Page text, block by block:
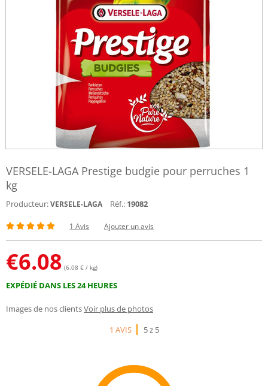
VERSELE-LAGA Prestige budgie pour perruches 1
kg
Producteur:VERSELE-LAGA Réf.: 19082
1 Avis Ajouter un avis
€6.08 (6.08 € / kg)
EXPÉDIÉ DANS LES 24 HEURES
Images de nos clientsVoir plus de photos
1 AVIS
5 z 5